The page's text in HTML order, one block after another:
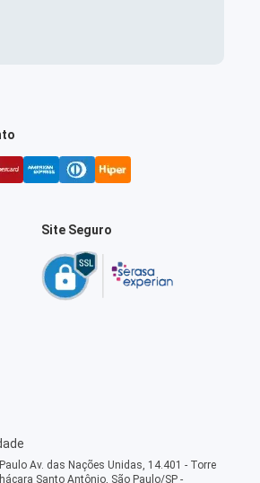
Site Seguro
Av. das Nações Unidas, 14.401 - Torre
Santo Antônio, São Paulo/SP -